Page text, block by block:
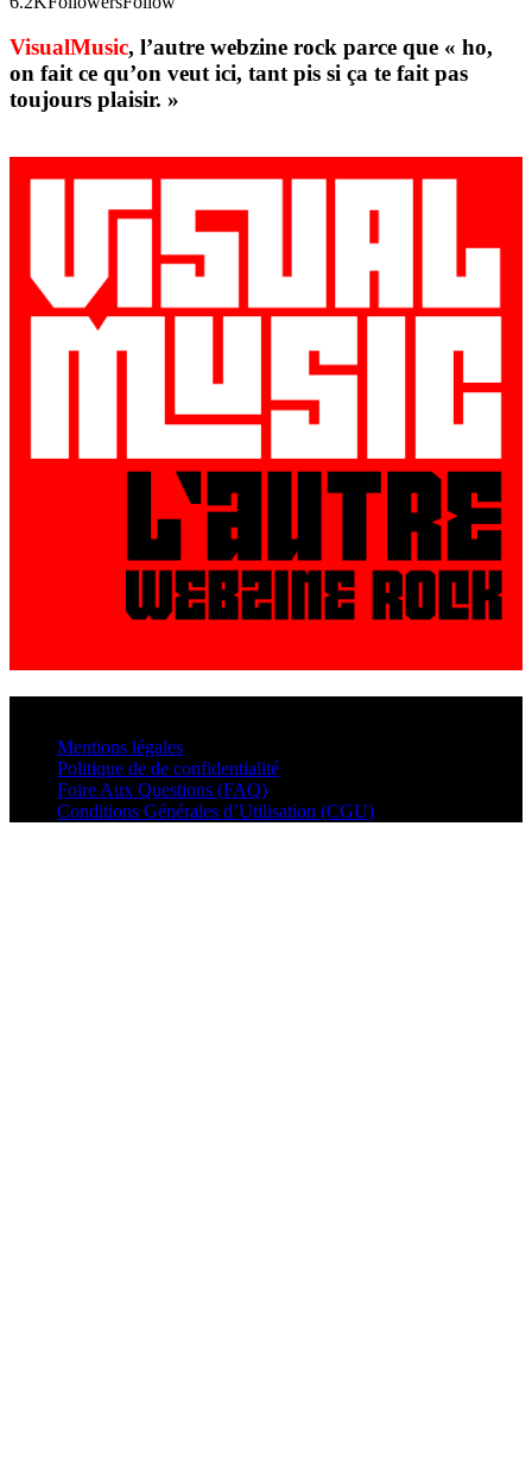
VisualMusic, l’autre webzine rock parce que « ho,
on fait ce qu’on veut ici, tant pis si ça te fait pas
toujours plaisir. »
Mentions légales
Politique de de confidentialité
Foire Aux Questions (FAQ)
Conditions Générales d’Utilisation (CGU)